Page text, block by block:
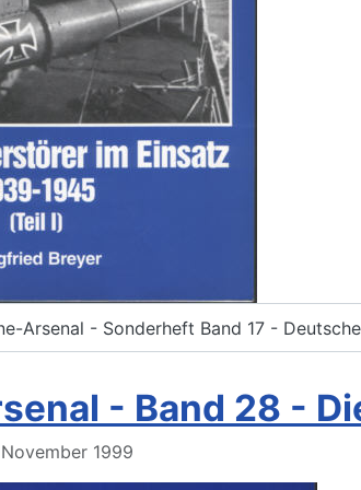
Arsenal - Sonderheft Band 17 -
- Band 28 -
1999